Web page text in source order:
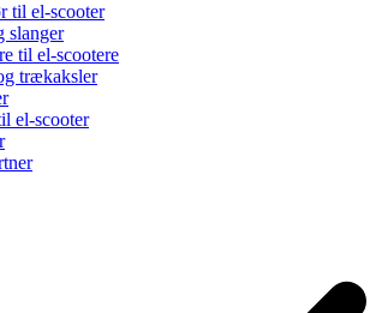
til el-scooter
slanger
til el-scootere
trækaksler
el-scooter